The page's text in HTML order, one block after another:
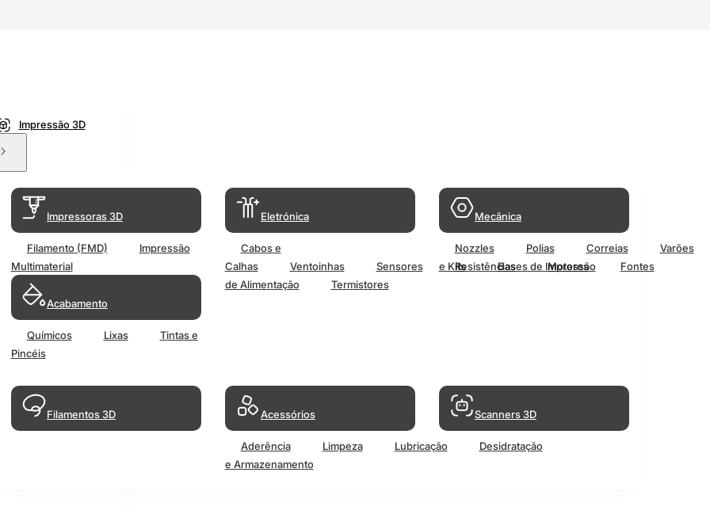
Impressão 3D
Impressoras 3D
Filamento (FMD)
Impressão
Multimaterial
Acabamento
Químicos Lixas
Tintas e
Pincéis
Eletrónica
Cabos e
Calhas
Ventoinhas Sensores Resistências Motores
Fontes
de Alimentação
Termistores
Mecânica
Nozzles Polias Correias
Varões
e Kits
Bases de Impressão
Filamentos 3D Acessórios
Aderência Limpeza Lubricação
Desidratação
e Armazenamento
Scanners 3D